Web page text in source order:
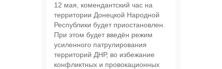
12 мая, комендантский час на
территории Донецкой Народной
Республики будет приостановлен.
При этом будет введён режим
усиленного патрулирования
территорий ДНР, во избежание
конфликтных и провокационных